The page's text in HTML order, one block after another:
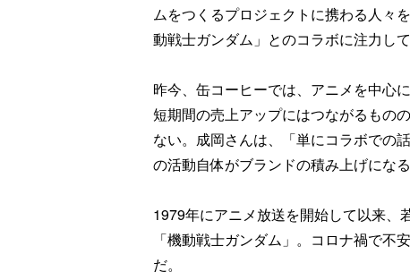
ムをつくるプロジェクトに携わる人々
動戦士ガンダム」とのコラボに注力し
昨今、缶コーヒーでは、アニメを中心
短期間の売上アップにはつながるもの
ない。成岡さんは、「単にコラボでの
の活動自体がブランドの積み上げにな
1979年にアニメ放送を開始して以来、
「機動戦士ガンダム」。コロナ禍で不
だ。